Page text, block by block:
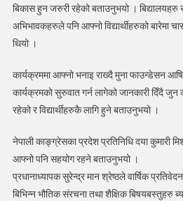
बिकास हुन जरुरी रहेको बताउनुभयो । बिद्यालयहरु
अभिभावकहरुले पनि आफ्नो विद्यार्थीहरुको बारेमा
थियो ।
कार्यक्रममा आफ्नो भनाइ राख्दै मुना फाउन्डेसन
कार्यक्रमको सुरुवात गर्न लागेको जानकारी दिँदै जुन
रहेको र विद्यार्थीहरुकै लागि हुने बताउनुभयो ।
नेपाली काङ्ग्रेसका प्रदेश प्रतिनिधि दया कुमारी
आफ्नो पनि सहयोग रहने बताउनुभयो ।
प्रधानाध्यापक सुरेन्द्र मान श्रेष्ठले वार्षिक
बिभिन्न भौतिक संरचना तथा शैक्षिक बिषयबस्तुहरु